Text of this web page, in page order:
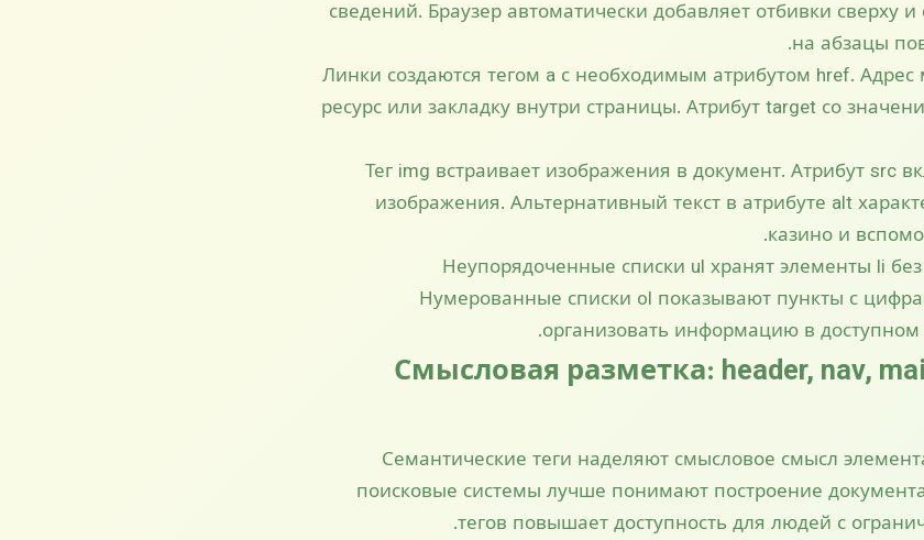
сведений. Браузер автоматически добавляет отбивки сверху и
на абзацы
Линки создаются тегом a с необходимым атрибутом href.
ресурс или закладку внутри страницы. Атрибут target со
Тег img встраивает изображения в документ. Атрибут src
изображения. Альтернативный текст в атрибуте alt
казино и
Неупорядоченные списки ul хранят элементы li
Нумерованные списки ol показывают пункты с
организовать информацию в
Смысловая разметка: header, nav,
Семантические теги наделяют смысловое смысл
поисковые системы лучше понимают построение
тегов повышает доступность для людей с